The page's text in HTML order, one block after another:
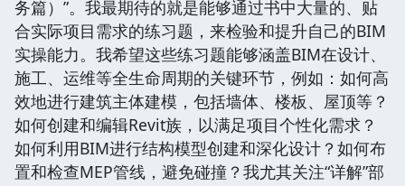
务篇）”。我最期待的就是能够通过书中大量的、贴
合实际项目需求的练习题，来检验和提升自己的BIM
实操能力。我希望这些练习题能够涵盖BIM在设计、
施工、运维等全生命周期的关键环节，例如：如何高
效地进行建筑主体建模，包括墙体、楼板、屋顶等？
如何创建和编辑Revit族，以满足项目个性化需求？
如何利用BIM进行结构模型创建和深化设计？如何布
置和检查MEP管线，避免碰撞？我尤其关注“详解”部